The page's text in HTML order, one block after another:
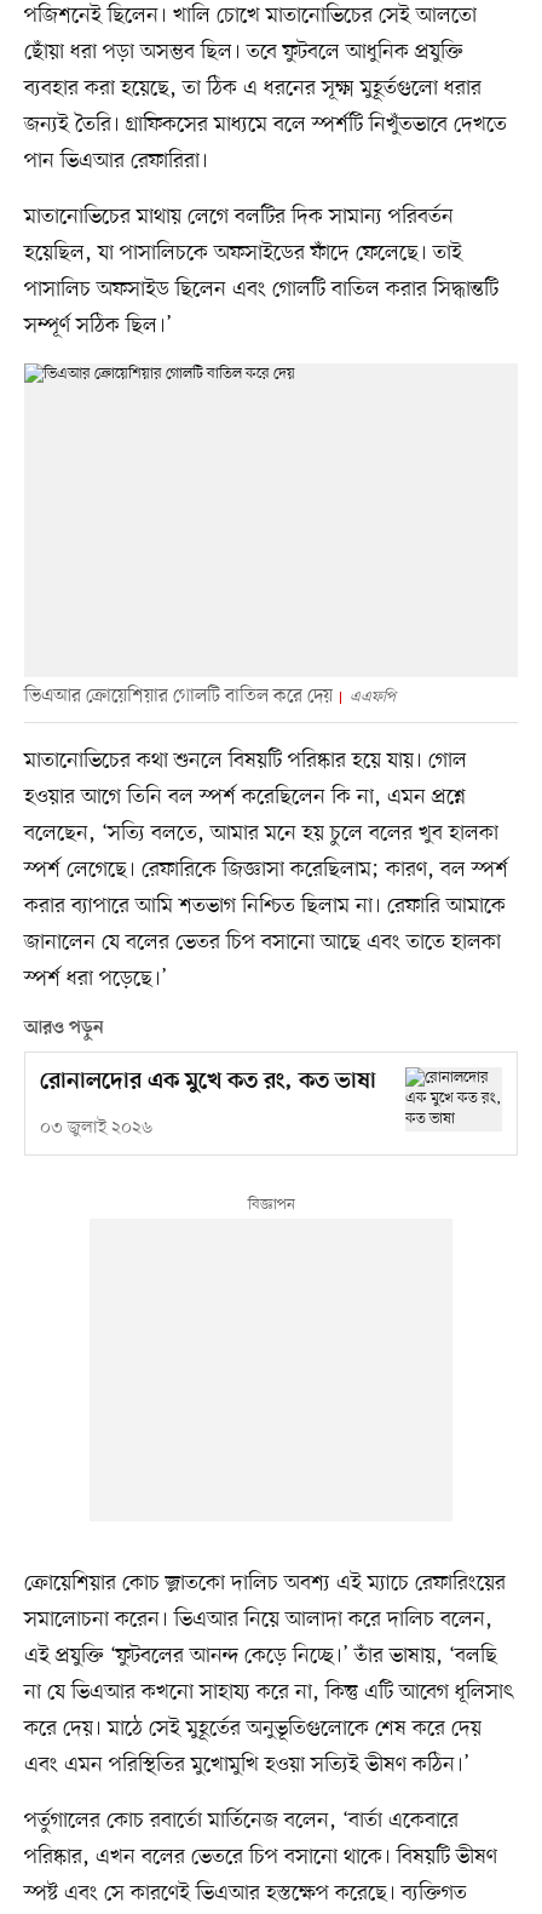
পজিশনেই ছিলেন। খালি চোখে মাতানোভিচের সেই আলতো
ছোঁয়া ধরা পড়া অসম্ভব ছিল। তবে ফুটবলে আধুনিক প্রযুক্তি
ব্যবহার করা হয়েছে, তা ঠিক এ ধরনের সূক্ষ্ম মুহূর্তগুলো ধরার
জন্যই তৈরি। গ্রাফিকসের মাধ্যমে বলে স্পর্শটি নিখুঁতভাবে দেখতে
পান ভিএআর রেফারিরা।
মাতানোভিচের মাথায় লেগে বলটির দিক সামান্য পরিবর্তন
হয়েছিল, যা পাসালিচকে অফসাইডের ফাঁদে ফেলেছে। তাই
পাসালিচ অফসাইড ছিলেন এবং গোলটি বাতিল করার সিদ্ধান্তটি
সম্পূর্ণ সঠিক ছিল।’
ভিএআর ক্রোয়েশিয়ার গোলটি বাতিল করে দেয় এএফপি
মাতানোভিচের কথা শুনলে বিষয়টি পরিষ্কার হয়ে যায়। গোল
হওয়ার আগে তিনি বল স্পর্শ করেছিলেন কি না, এমন প্রশ্নে
বলেছেন, ‘সত্যি বলতে, আমার মনে হয় চুলে বলের খুব হালকা
স্পর্শ লেগেছে। রেফারিকে জিজ্ঞাসা করেছিলাম; কারণ, বল স্পর্শ
করার ব্যাপারে আমি শতভাগ নিশ্চিত ছিলাম না। রেফারি আমাকে
জানালেন যে বলের ভেতর চিপ বসানো আছে এবং তাতে হালকা
স্পর্শ ধরা পড়েছে।’
আরও পড়ুন
রোনালদোর এক মুখে কত রং, কত ভাষা
০৩ জুলাই ২০২৬
ক্রোয়েশিয়ার কোচ জ্লাতকো দালিচ অবশ্য এই ম্যাচে রেফারিংয়ের
সমালোচনা করেন। ভিএআর নিয়ে আলাদা করে দালিচ বলেন,
এই প্রযুক্তি ‘ফুটবলের আনন্দ কেড়ে নিচ্ছে।’ তাঁর ভাষায়, ‘বলছি
না যে ভিএআর কখনো সাহায্য করে না, কিন্তু এটি আবেগ ধূলিসাৎ
করে দেয়। মাঠে সেই মুহূর্তের অনুভূতিগুলোকে শেষ করে দেয়
এবং এমন পরিস্থিতির মুখোমুখি হওয়া সত্যিই ভীষণ কঠিন।’
পর্তুগালের কোচ রবার্তো মার্তিনেজ বলেন, ‘বার্তা একেবারে
পরিষ্কার, এখন বলের ভেতরে চিপ বসানো থাকে। বিষয়টি ভীষণ
স্পষ্ট এবং সে কারণেই ভিএআর হস্তক্ষেপ করেছে। ব্যক্তিগত